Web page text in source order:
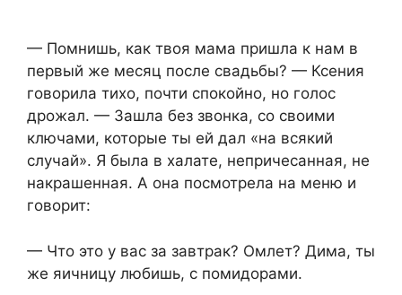
— Помнишь, как твоя мама пришла к нам в
первый же месяц после свадьбы? — Ксения
говорила тихо, почти спокойно, но голос
дрожал. — Зашла без звонка, со своими
ключами, которые ты ей дал «на всякий
случай». Я была в халате, непричесанная, не
накрашенная. А она посмотрела на меню и
говорит:
— Что это у вас за завтрак? Омлет? Дима, ты
же яичницу любишь, с помидорами.